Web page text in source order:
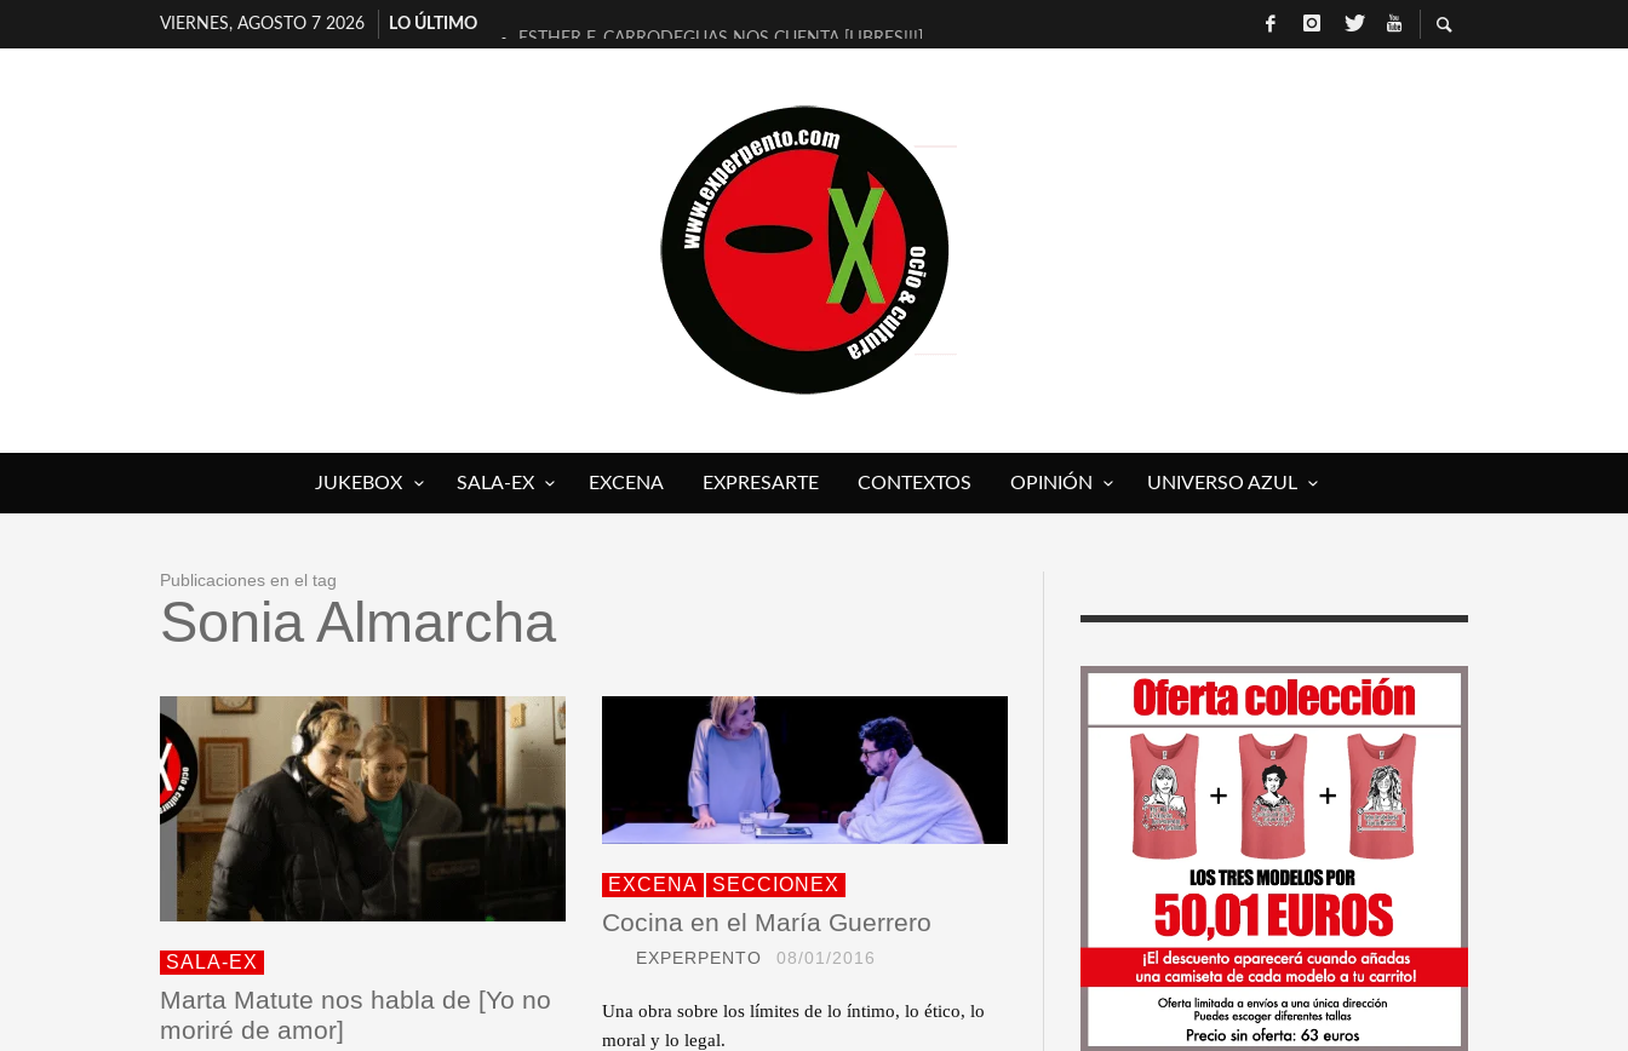
VIERNES, AGOSTO 7 2026
LO ÚLTIMO
ESTHER F. CARRODEGUAS NOS CUENTA [LIBRES!!!]
[ELECTRA JONDA] DE JUAN GUERRERO ZAMORA
TIMBRE 4, LA ESCUELA DEL DIRECTOR TEATRAL CLAUDIO TOLCACHIR
30 AÑOS (NO ES NADA) DE LA KATARSIS DEL TOMATAZO
MILITARES JUDÍAS EN #EXVITA
D’BALDOMEROS REINVENTAN [BITÁCORA 3.0] EN EXVITA
MARSHALL FLASH PRESENTA EN EXVITA [RELATIVA SENCILLEZ]
JOFRE BARDAGÍ EN EXVITA INTERPRETANDO A SERRAT
JUKEBOX SALA-EX EXCENA EXPRESARTE CONTEXTOS OPINIÓN UNIVERSO AZUL
Publicaciones en el tag
Sonia Almarcha
SALA-EX
Marta Matute nos habla de [Yo no
moriré de amor]
EXCENA SECCIONEX
Cocina en el María Guerrero
EXPERPENTO 08/01/2016
Una obra sobre los límites de lo íntimo, lo ético, lo
moral y lo legal.